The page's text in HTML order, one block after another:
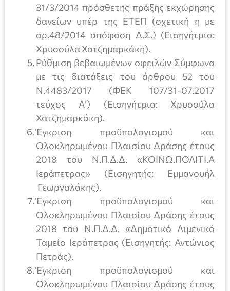
31/3/2014 πρόσθετης πράξης εκχώρησης
δανείων υπέρ της ΕΤΕΠ (σχετική η με
αρ.48/2014 απόφαση Δ.Σ.) (Εισηγήτρια:
Χρυσούλα Χατζημαρκάκη).
Ρύθμιση βεβαιωμένων οφειλών Σύμφωνα
με τις διατάξεις του άρθρου 52 του
Ν.4483/2017 (ΦΕΚ 107/31-07.2017
τεύχος Α’) (Εισηγήτρια: Χρυσούλα
Χατζημαρκάκη).
Έγκριση προϋπολογισμού και
Ολοκληρωμένου Πλαισίου Δράσης έτους
2018 του Ν.Π.Δ.Δ. «ΚΟΙΝΩ.ΠΟΛΙΤΙ.Α
Ιεράπετρας» (Εισηγητής: Εμμανουήλ
Γεωργαλάκης).
Έγκριση προϋπολογισμού και
Ολοκληρωμένου Πλαισίου Δράσης έτους
2018 του Ν.Π.Δ.Δ. «Δημοτικό Λιμενικό
Ταμείο Ιεράπετρας (Εισηγητής: Αντώνιος
Πετράς).
Έγκριση προϋπολογισμού και
Ολοκληρωμένου Πλαισίου Δράσης έτους